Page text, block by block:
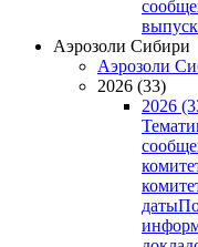
выпуск
Аэрозоли Сибири
Аэрозоли
2026 (33)
2026
даты